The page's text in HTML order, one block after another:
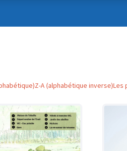
Z-A (alphabétique inverse)Les